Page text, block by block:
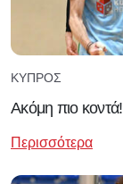
ΚΎΠΡΟΣ
Ακόμη πιο κοντά!
Περισσότερα